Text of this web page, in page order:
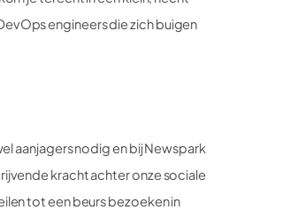
engineers die zich buigen
aanjagers nodig en bij Newspark
kracht achter onze sociale
tot een beurs bezoeken in